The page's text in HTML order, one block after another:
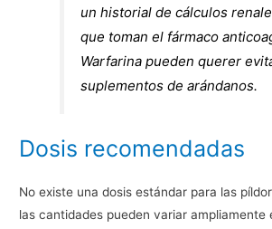
un historial de cálculos
que toman el fármaco
Warfarina pueden querer
suplementos de arándanos.
Dosis recomendadas
No existe una dosis estándar para las
las cantidades pueden variar ampliamente